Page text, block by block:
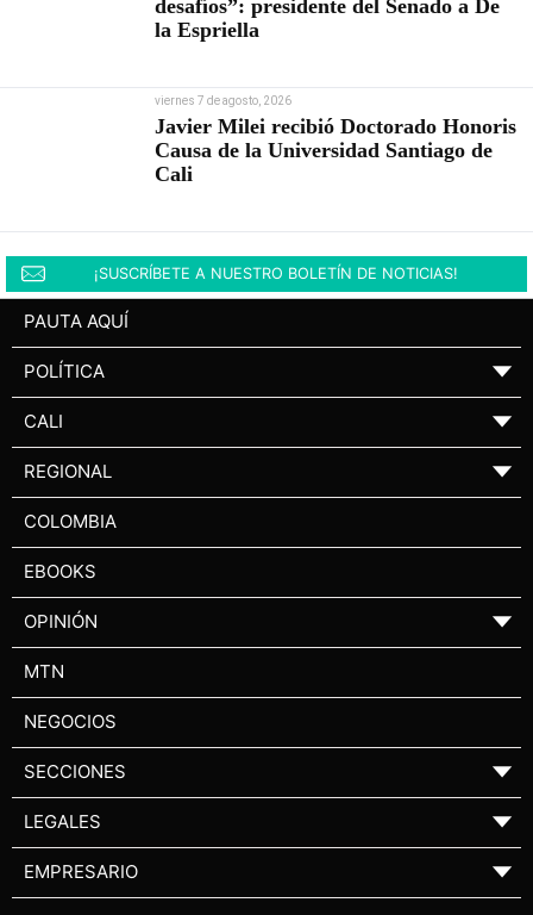
desafíos”: presidente del Senado a De
la Espriella
viernes 7 de agosto, 2026
Javier Milei recibió Doctorado Honoris
Causa de la Universidad Santiago de
Cali
¡SUSCRÍBETE A NUESTRO BOLETÍN DE NOTICIAS!
PAUTA AQUÍ
POLÍTICA ▼
CALI ▼
REGIONAL ▼
COLOMBIA
EBOOKS
OPINIÓN ▼
MTN
NEGOCIOS
SECCIONES ▼
LEGALES ▼
EMPRESARIO ▼